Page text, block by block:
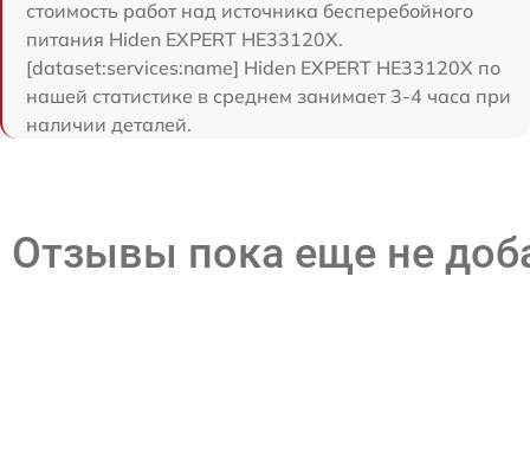
стоимость работ над источника бесперебойного
питания Hiden EXPERT HE33120X.
[dataset:services:name] Hiden EXPERT HE33120X по
нашей статистике в среднем занимает 3-4 часа при
наличии деталей.
Отзывы пока еще не